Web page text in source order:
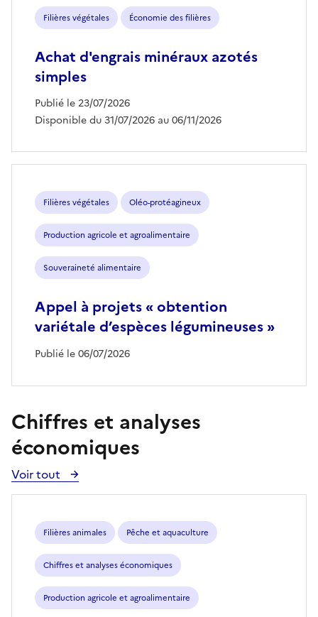
Filières végétales Économie des filières
Achat d'engrais minéraux azotés
simples
Publié le 23/07/2026
Disponible du 31/07/2026 au 06/11/2026
Filières végétales Oléo-protéagineux
Production agricole et agroalimentaire
Souveraineté alimentaire
Appel à projets « obtention
variétale d’espèces légumineuses »
Publié le 06/07/2026
Chiffres et analyses
économiques
Voir tout
Voir
toutes
publications
Filières animales Pêche et aquaculture
Chiffres et analyses économiques
Production agricole et agroalimentaire